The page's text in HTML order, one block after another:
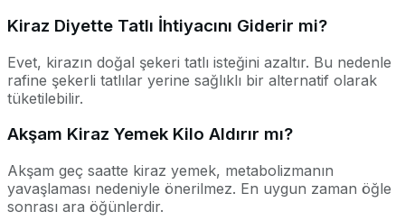
Kiraz Diyette Tatlı İhtiyacını Giderir mi?
Evet, kirazın doğal şekeri tatlı isteğini azaltır. Bu nedenle
rafine şekerli tatlılar yerine sağlıklı bir alternatif olarak
tüketilebilir.
Akşam Kiraz Yemek Kilo Aldırır mı?
Akşam geç saatte kiraz yemek, metabolizmanın
yavaşlaması nedeniyle önerilmez. En uygun zaman öğle
sonrası ara öğünlerdir.